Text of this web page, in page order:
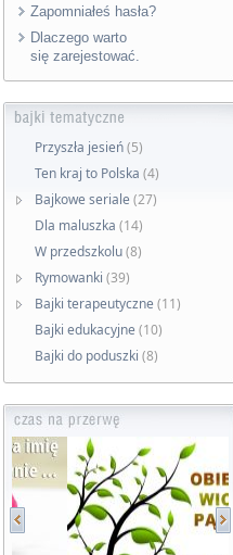
Zapomniałeś hasła?
Dlaczego warto
się zarejestować.
Przyszła jesień(5)
Ten kraj to Polska (4)
Bajkowe seriale (27)
Dla maluszka (14)
W przedszkolu(8)
Rymowanki (39)
Bajki terapeutyczne (11)
Bajki edukacyjne (10)
Bajki do poduszki (8)